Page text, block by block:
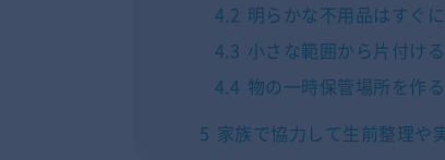
4.2 明らかな不用品はすぐ
4.3 小さな範囲から片付ける
4.4 物の一時保管場所を作る
5 家族で協力して生前整理や